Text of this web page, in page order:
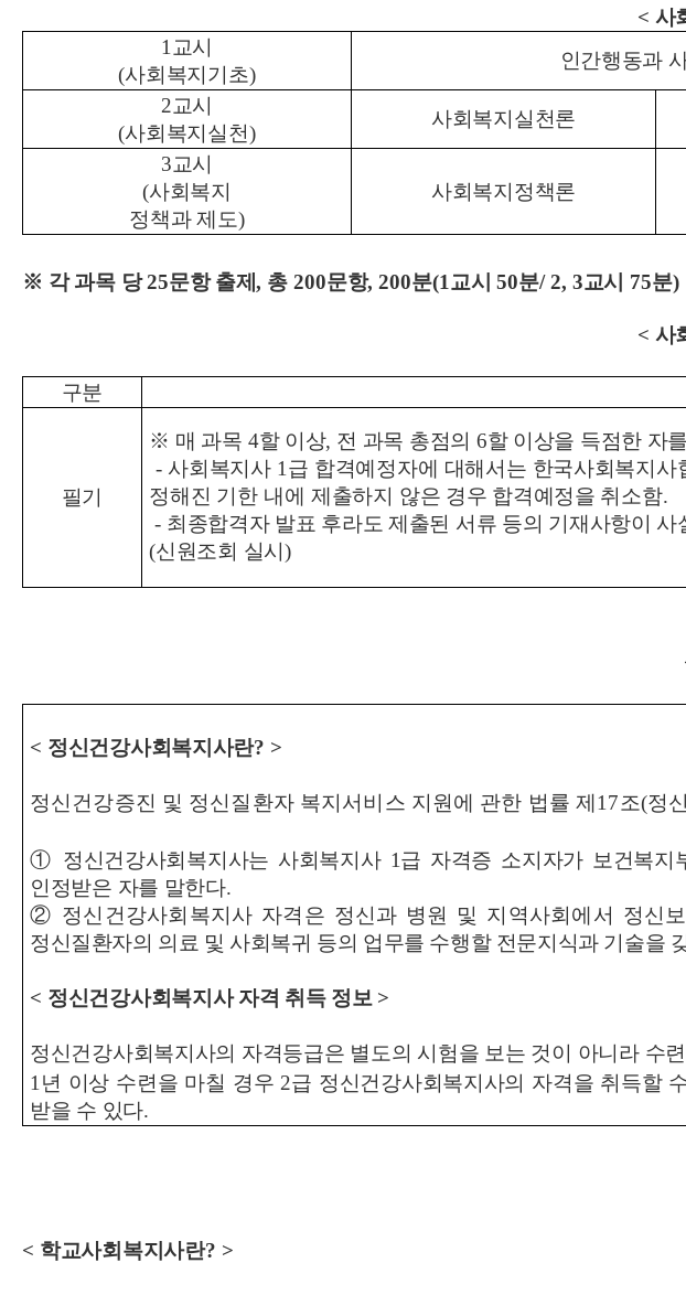
< 사
1 교시
(사회복지기초)
인간행동과
2교시
(사회복지실천)
사회복지실천론
3교시
(사회복지
정책과 제도)
사회복지정책론
※ 각 과목 당25문항 출제, 총 200문항, 200분(1 교시50분/ 2, 3교시 75분)
< 사
구분
필기
※ 매 과목 4할 이상, 전 과목 총점의 6할 이상을 득점한 자
- 사회복지사 1 급 합격예정자에 대해서는 한국사회복지사
정해진 기한 내에 제출하지 않은 경우 합격예정을 취소함.
- 최종합격자 발표 후라도 제출된 서류 등의 기재사항이
(신원조회 실시 )
< 정신건강사회복지사란? >
정신건강증진 및 정신질환자 복지서비스 지원에 관한 법률 제 17조(정
① 정신건강사회복지사는 사회복지사 1급 자격증 소지자가 보건복지
인정받은 자를 말한다.
② 정신건강사회복지사 자격은 정신과 병원 및 지역사회에서 정신
정신질환자의 의료 및 사회복귀 등의 업무를 수행할 전문지식과 기술을
< 정신건강사회복지사 자격 취득 정보 >
정신건강사회복지사의 자격등급은 별도의 시험을 보는 것이 아니라 수
1 년 이상 수련을 마칠 경우 2급 정신건강사회복지사의 자격을 취득할
받을 수 있다.
< 학교사회복지사란? >